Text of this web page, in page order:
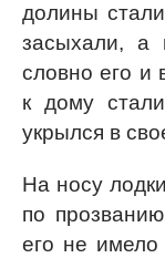
долины
засыхали, а
словно его и
к дому
укрылся в
На носу
по
его не имело